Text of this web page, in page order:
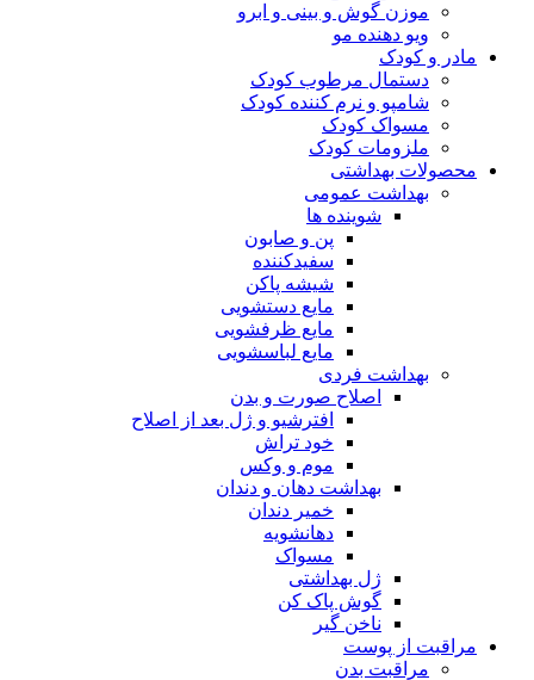
موزن گوش و بینی و ابرو
ویو دهنده مو
و کودک
دستمال مرطوب کودک
شامپو و نرم کننده کودک
مسواک کودک
ملزومات کودک
بهداشتی
بهداشت عمومی
شوینده ها
پن و صابون
سفیدکننده
شیشه پاکن
مایع دستشویی
مایع ظرفشویی
مایع لباسشویی
بهداشت فردی
اصلاح صورت و بدن
افترشیو و ژل بعد از اصلاح
خود تراش
موم و وکس
بهداشت دهان و دندان
خمیر دندان
دهانشویه
مسواک
ژل بهداشتی
گوش پاک کن
ناخن گیر
از پوست
مراقبت بدن